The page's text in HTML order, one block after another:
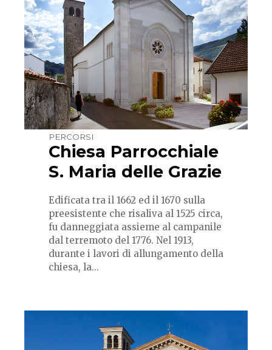
PERCORSI
Chiesa Parrocchiale
S. Maria delle Grazie
Edificata tra il 1662 ed il 1670 sulla
preesistente che risaliva al 1525 circa,
fu danneggiata assieme al campanile
dal terremoto del 1776. Nel 1913,
durante i lavori di allungamento della
chiesa, la...